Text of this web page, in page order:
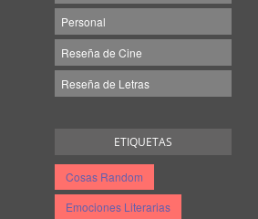
Personal
Reseña de Cine
Reseña de Letras
ETIQUETAS
Cosas Random
Emociones Literarias